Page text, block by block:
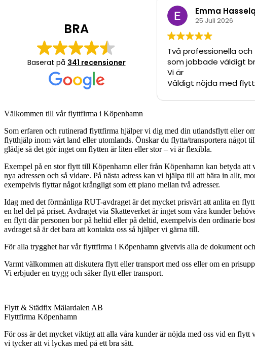
BRA
Baserat på 341 recensioner
Emma
25 Juli 2026
Två professionella och
som jobbade väldigt
Vi är
Väldigt nöjda med
Välkommen till vår flyttfirma i Köpenhamn
Som erfaren och rutinerad flyttfirma hjälper vi dig med din utlandsflytt eller
flytthjälp inom vårt land eller utomlands. Önskar du flytta/transportera något
glädje så det gör inget om flytten är liten eller stor – vi är flexibla.
Exempel på en stor flytt till Köpenhamn eller från Köpenhamn kan betyda
nya adressen och så vidare. På nästa adress kan vi hjälpa till att bära in allt,
exempelvis flyttar något krångligt som ett piano mellan två adresser.
Idag med det förmånliga RUT-avdraget är det mycket prisvärt att anlita en
en hel del på priset. Avdraget via Skatteverket är inget som våra kunder
en flytt där personen bor på heltid eller på deltid, exempelvis den ordinarie
avdraget så är det bara att kontakta oss så hjälper vi gärna till.
För alla trygghet har vår flyttfirma i Köpenhamn givetvis alla de dokument
Varmt välkommen att diskutera flytt eller transport med oss eller om en
Vi erbjuder en trygg och säker flytt eller transport.
Flytt & Städfix Mälardalen AB
Flyttfirma Köpenhamn
För oss är det mycket viktigt att alla våra kunder är nöjda med oss vid en
vi tycker att vi lyckas med på ett bra sätt.